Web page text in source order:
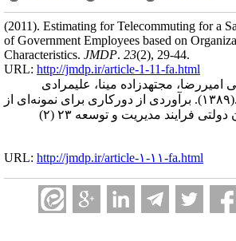
(2011). Estimating for Telecommuting for a
of Government Employees based on
Characteristics. JMDP. 23(2), 29-44.
URL: http://jmdp.ir/article-1-11-fa.html
امیررضا، مجتهدزاده مینا، علیمرادی
(۱۳۸۹).
برآوردی از دورکاری برای نمونه‌ای از
کارکنان دولتی فرایند مدیریت و توسعه ۲۳ (۲)
URL: http://jmdp.ir/article-۱-۱۱-fa.html